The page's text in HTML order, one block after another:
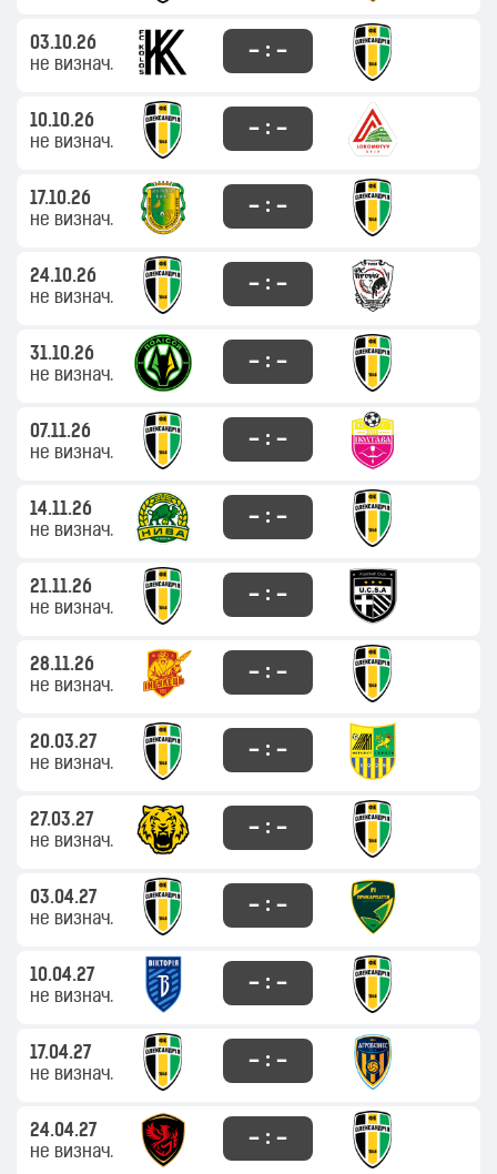
03.10.26
не визнач.
– : –
10.10.26
не визнач.
– : –
17.10.26
не визнач.
– : –
24.10.26
не визнач.
– : –
31.10.26
не визнач.
– : –
07.11.26
не визнач.
– : –
14.11.26
не визнач.
– : –
21.11.26
не визнач.
– : –
28.11.26
не визнач.
– : –
20.03.27
не визнач.
– : –
27.03.27
не визнач.
– : –
03.04.27
не визнач.
– : –
10.04.27
не визнач.
– : –
17.04.27
не визнач.
– : –
24.04.27
не визнач.
– : –